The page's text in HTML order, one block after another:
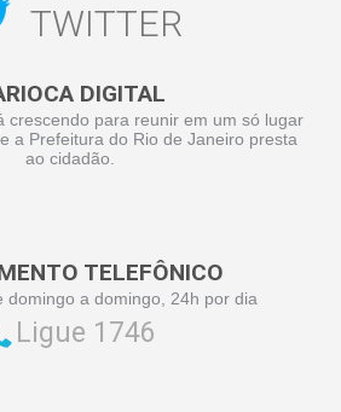
TWITTER
DIGITAL
crescendo para reunir em um só lugar
a Prefeitura do Rio de Janeiro presta
ao cidadão.
TELEFÔNICO
domingo a domingo, 24h por dia
Ligue 1746